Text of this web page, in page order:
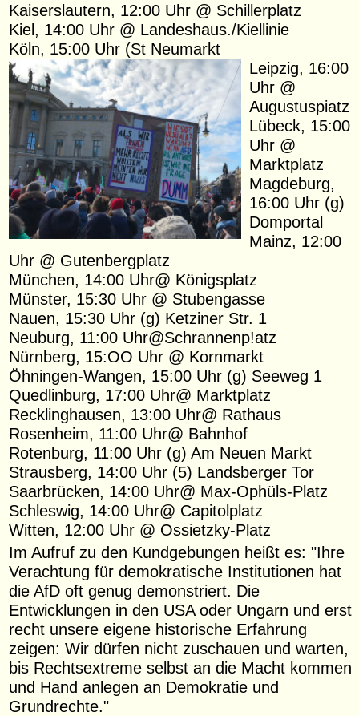
Kaiserslautern, 12:00 Uhr @ Schillerplatz
Kiel, 14:00 Uhr @ Landeshaus./Kiellinie
Köln, 15:00 Uhr (St Neumarkt
Leipzig, 16:00
Uhr @
Augustuspiatz
Lübeck, 15:00
Uhr @
Marktplatz
Magdeburg,
16:00 Uhr (g)
Domportal
Mainz, 12:00
Uhr @ Gutenbergplatz
München, 14:00 Uhr@ Königsplatz
Münster, 15:30 Uhr @ Stubengasse
Nauen, 15:30 Uhr (g) Ketziner Str. 1
Neuburg, 11:00 Uhr@Schrannenp!atz
Nürnberg, 15:OO Uhr @ Kornmarkt
Öhningen-Wangen, 15:00 Uhr (g) Seeweg 1
Quedlinburg, 17:00 Uhr@ Marktplatz
Recklinghausen, 13:00 Uhr@ Rathaus
Rosenheim, 11:00 Uhr@ Bahnhof
Rotenburg, 11:00 Uhr (g) Am Neuen Markt
Strausberg, 14:00 Uhr (5) Landsberger Tor
Saarbrücken, 14:00 Uhr@ Max-Ophüls-Platz
Schleswig, 14:00 Uhr@ Capitolplatz
Witten, 12:00 Uhr @ Ossietzky-Platz
Im Aufruf zu den Kundgebungen heißt es: "Ihre
Verachtung für demokratische Institutionen hat
die AfD oft genug demonstriert. Die
Entwicklungen in den USA oder Ungarn und erst
recht unsere eigene historische Erfahrung
zeigen: Wir dürfen nicht zuschauen und warten,
bis Rechtsextreme selbst an die Macht kommen
und Hand anlegen an Demokratie und
Grundrechte."